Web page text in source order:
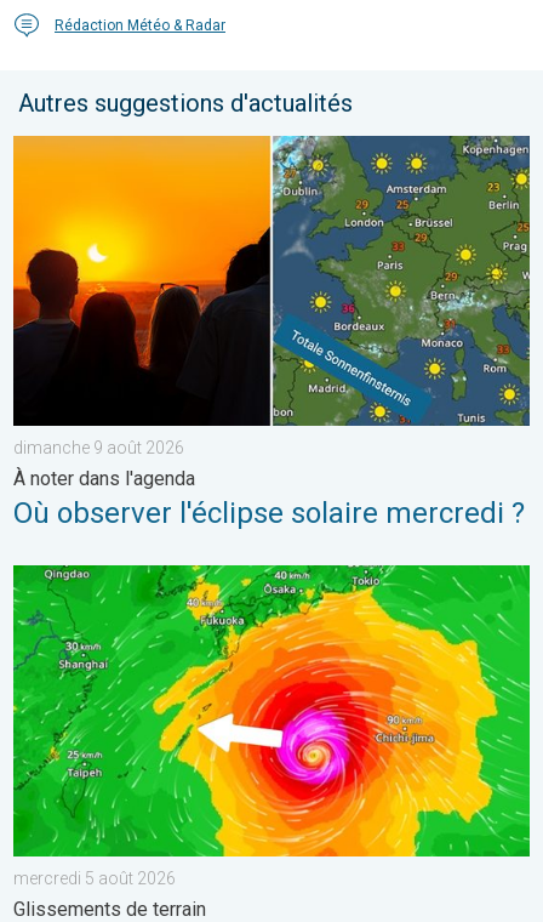
Rédaction Météo & Radar
Autres suggestions d'actualités
Où observer l'éclipse solaire mercredi ?. À noter dans
dimanche 9 août 2026
À noter dans l'agenda
Où observer l'éclipse solaire mercredi ?
Le Japon prépare l'arrivée d'un typhon. Glissements de
mercredi 5 août 2026
Glissements de terrain